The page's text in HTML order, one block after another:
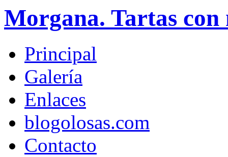
Morgana. Tartas con
Principal
Galería
Enlaces
blogolosas.com
Contacto